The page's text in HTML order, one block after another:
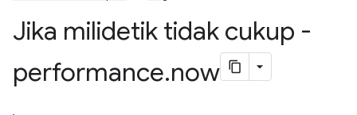
Jika milidetik tidak cukup -
performance.now